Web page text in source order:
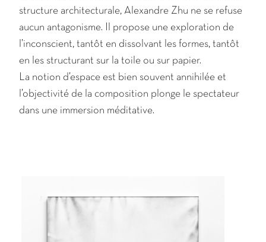
structure architecturale, Alexandre Zhu ne se refuse
aucun antagonisme. Il propose une exploration de
l’inconscient, tantôt en dissolvant les formes, tantôt
en les structurant sur la toile ou sur papier.
La notion d’espace est bien souvent annihilée et
l’objectivité de la composition plonge le spectateur
dans une immersion méditative.